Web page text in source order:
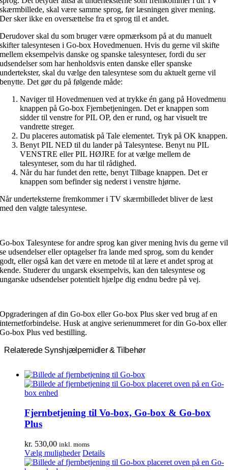
skærmbillede, skal være samme sprog, før læsningen giver mening.
Der sker ikke en oversættelse fra et sprog til et andet.
Derudover skal du som bruger være opmærksom på at du manuelt
skifter talesyntesen i Go-box Hovedmenuen. Hvis du gerne vil skifte
mellem eksempelvis danske og spanske talesynteser, fordi du ser
udsendelser som har henholdsvis enten danske eller spanske
undertekster, skal du vælge den talesyntese som du aktuelt gerne vil
benytte. Det gør du på følgende måde:
Naviger til Hovedmenuen ved at trykke én gang på Hovedmenu
knappen på Go-box Fjernbetjeningen. Det er knappen som
sidder til venstre for PIL OP, den er rund, og har visuelt tre
vandrette streger.
Du placeres automatisk på Tale elementet. Tryk på OK knappen.
Benyt PIL NED til du lander på Talesyntese. Benyt nu PIL
VENSTRE eller PIL HØJRE for at vælge mellem de
talesynteser, som du har til rådighed.
Når du har fundet den rette, benyt Tilbage knappen. Det er
knappen som befinder sig nederst i venstre hjørne.
Når underteksterne fremkommer i TV skærmbilledet bliver de læst
med den valgte talesyntese.
Go-box Talesyntese for andre sprog kan giver mening hvis du gerne vil
se udsendelser eller optagelser fra lande med sprog, som du kender
godt, eller også kan det være en metode til at lære et andet sprog at
kende. Studerer du ungarsk eksempelvis, kan den talesyntese og
ungarske udsendelser potentielt hjælpe dig endnu bedre på vej.
Opgraderingen af din Go-box eller Go-box Plus sker ved brug af en
internetforbindelse. Husk at angive serienummeret for din Go-box eller
Go-box Plus ved bestilling.
Relaterede Synshjælpemidler & Tilbehør
Fjernbetjening til Vo-box, Go-box & Go-box
Plus
kr. 530,00 inkl. moms
Vælg muligheder Dette
vare
Details